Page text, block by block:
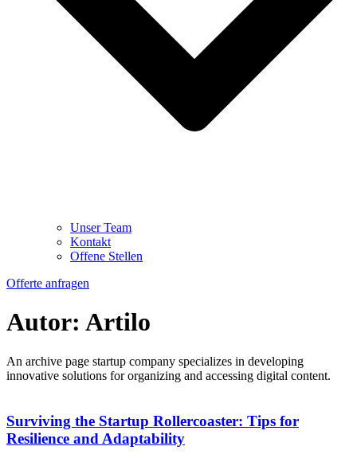
Unser Team
Kontakt
Offene Stellen
Offerte anfragen
Autor: Artilo
An archive page startup company specializes in developing
innovative solutions for organizing and accessing digital content.
Surviving the Startup Rollercoaster: Tips for
Resilience and Adaptability